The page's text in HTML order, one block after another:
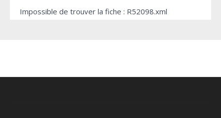
Impossible de trouver la fiche : R52098.xml